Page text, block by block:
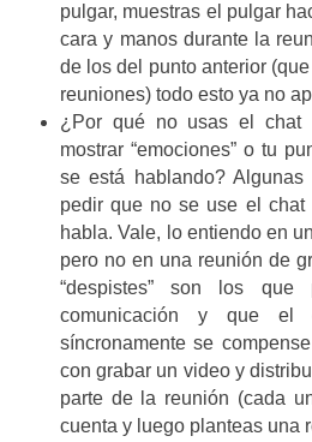
pulgar, muestras el pulgar
cara y manos durante la
de los del punto anterior
reuniones) todo esto ya no
¿Por qué no usas el chat
mostrar “emociones” o tu
se está hablando?
pedir que no se use el chat
habla. Vale, lo entiendo en
pero no en una reunión de
“despistes” son los que
comunicación y que el
síncronamente se
con grabar un video y
parte de la reunión (cada
cuenta y luego planteas una